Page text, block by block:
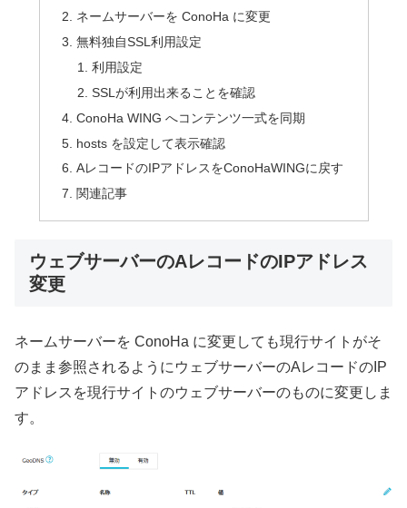
ネームサーバーを ConoHa に変更
無料独自SSL利用設定
利用設定
SSLが利用出来ることを確認
ConoHa WING へコンテンツ一式を同期
hosts を設定して表示確認
AレコードのIPアドレスをConoHaWINGに戻す
関連記事
ウェブサーバーのAレコードのIPアドレス
変更
ネームサーバーを ConoHa に変更しても現行サイトがそ
のまま参照されるようにウェブサーバーのAレコードのIP
アドレスを現行サイトのウェブサーバーのものに変更しま
す。